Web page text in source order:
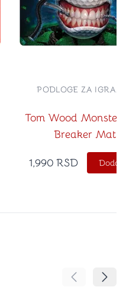
Tom Wood Monster
Breaker Mat
PODLOGE ZA
1,990 RSD
Pomeranje